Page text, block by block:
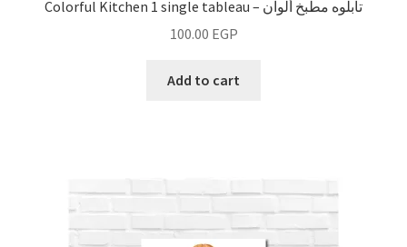
Colorful Kitchen 1 single tableau – تابلوه مطبخ ألوان
100.00 EGP
Add to cart